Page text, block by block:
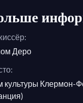
Деро
культуры Клермон-